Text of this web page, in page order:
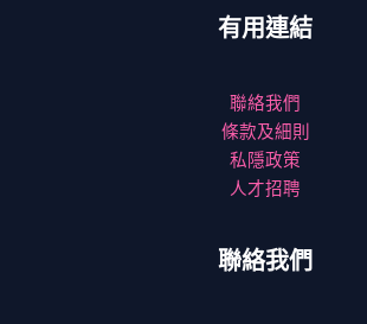
有用連結
聯絡我們
條款及細則
私隱政策
人才招聘
聯絡我們